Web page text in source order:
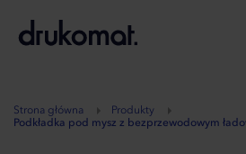
A
Strona główna
Produkty
Podkładka pod mysz z bezprzewodowym